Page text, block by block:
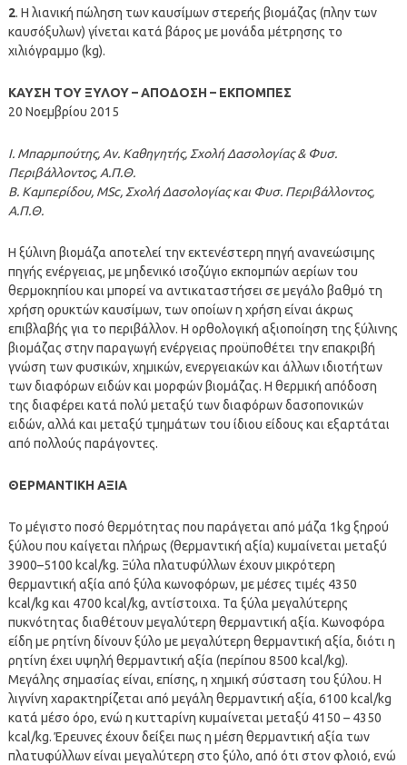
2. Η λιανική πώληση των καυσίμων στερεής βιομάζας (πλην των
καυσόξυλων) γίνεται κατά βάρος με μονάδα μέτρησης το
χιλιόγραμμο (kg).
ΚΑΥΣΗ ΤΟΥ ΞΥΛΟΥ – ΑΠΟΔΟΣΗ – ΕΚΠΟΜΠΕΣ
20 Νοεμβρίου 2015
Ι. Μπαρμπούτης, Αν. Καθηγητής, Σχολή Δασολογίας & Φυσ.
Περιβάλλοντος, Α.Π.Θ.
Β. Καμπερίδου, MSc, Σχολή Δασολογίας και Φυσ. Περιβάλλοντος,
Α.Π.Θ.
Η ξύλινη βιομάζα αποτελεί την εκτενέστερη πηγή ανανεώσιμης
πηγής ενέργειας, με μηδενικό ισοζύγιο εκπομπών αερίων του
θερμοκηπίου και μπορεί να αντικαταστήσει σε μεγάλο βαθμό τη
χρήση ορυκτών καυσίμων, των οποίων η χρήση είναι άκρως
επιβλαβής για το περιβάλλον. Η ορθολογική αξιοποίηση της ξύλινης
βιομάζας στην παραγωγή ενέργειας προϋποθέτει την επακριβή
γνώση των φυσικών, χημικών, ενεργειακών και άλλων ιδιοτήτων
των διαφόρων ειδών και μορφών βιομάζας. Η θερμική απόδοση
της διαφέρει κατά πολύ μεταξύ των διαφόρων δασοπονικών
ειδών, αλλά και μεταξύ τμημάτων του ίδιου είδους και εξαρτάται
από πολλούς παράγοντες.
ΘΕΡΜΑΝΤΙΚΗ ΑΞΙΑ
Το μέγιστο ποσό θερμότητας που παράγεται από μάζα 1kg ξηρού
ξύλου που καίγεται πλήρως (θερμαντική αξία) κυμαίνεται μεταξύ
3900–5100 kcal/kg. Ξύλα πλατυφύλλων έχουν μικρότερη
θερμαντική αξία από ξύλα κωνοφόρων, με μέσες τιμές 4350
kcal/kg και 4700 kcal/kg, αντίστοιχα. Τα ξύλα μεγαλύτερης
πυκνότητας διαθέτουν μεγαλύτερη θερμαντική αξία. Κωνοφόρα
είδη με ρητίνη δίνουν ξύλο με μεγαλύτερη θερμαντική αξία, διότι η
ρητίνη έχει υψηλή θερμαντική αξία (περίπου 8500 kcal/kg).
Μεγάλης σημασίας είναι, επίσης, η χημική σύσταση του ξύλου. Η
λιγνίνη χαρακτηρίζεται από μεγάλη θερμαντική αξία, 6100 kcal/kg
κατά μέσο όρο, ενώ η κυτταρίνη κυμαίνεται μεταξύ 4150 – 4350
kcal/kg. Έρευνες έχουν δείξει πως η μέση θερμαντική αξία των
πλατυφύλλων είναι μεγαλύτερη στο ξύλο, από ότι στον φλοιό, ενώ